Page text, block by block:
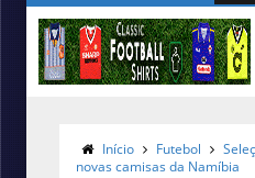
Início Futebol
novas camisas da Namíbia